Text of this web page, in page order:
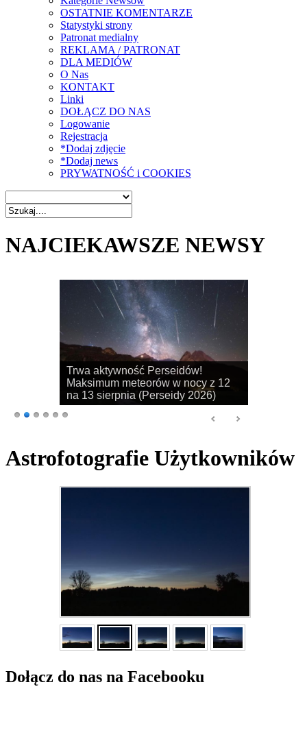
OSTATNIE KOMENTARZE
Statystyki strony
Patronat medialny
REKLAMA / PATRONAT
DLA MEDIÓW
O Nas
KONTAKT
Linki
DOŁĄCZ DO NAS
Logowanie
Rejestracja
*Dodaj zdjęcie
*Dodaj news
PRYWATNOŚĆ i COOKIES
NAJCIEKAWSZE NEWSY
Rozpoczyna się sezon na
obserwacje obłoków srebrzystych!
Astrofotografie Użytkowników
Dołącz do nas na Facebooku